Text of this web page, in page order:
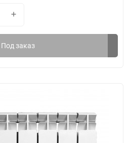
Под заказ